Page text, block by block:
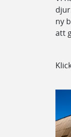
ny
att